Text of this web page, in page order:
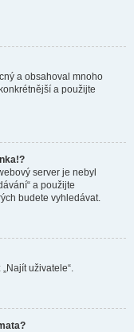
a obsahoval mnoho
a použijte
server je nebyl
a použijte
budete vyhledávat.
uživatele“.